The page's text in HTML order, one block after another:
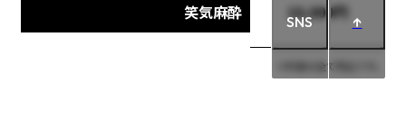
笑気麻酔 10,000円
※料金は全て税込です。
SNS ↑